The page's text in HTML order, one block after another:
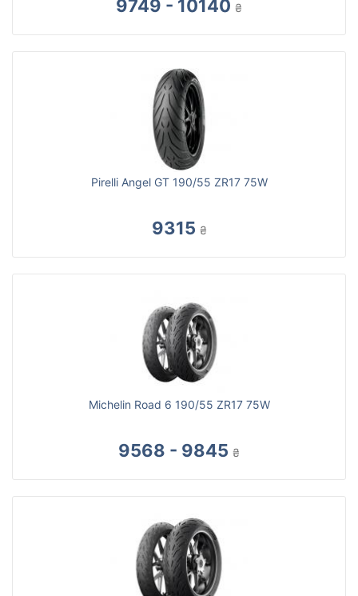
9749 - 10140 ₴
Pirelli Angel GT 190/55 ZR17 75W
9315 ₴
Michelin Road 6 190/55 ZR17 75W
9568 - 9845 ₴